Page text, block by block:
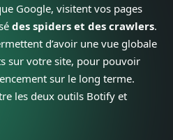
Google, visitent vos pages
des spiders et des crawlers.
d’avoir une vue globale
sur votre site, pour pouvoir
sur le long terme.
les deux outils Botify et